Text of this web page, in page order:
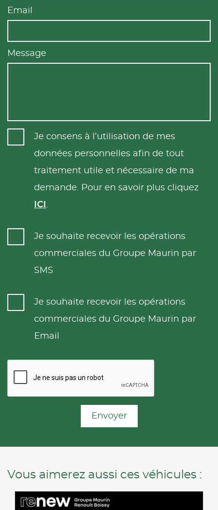
Email
Message
Je consens à l’utilisation de mes
données personnelles afin de tout
traitement utile et nécessaire de ma
demande. Pour en savoir plus cliquez
ICI .
Je souhaite recevoir les opérations
commerciales du Groupe Maurin par
SMS
Je souhaite recevoir les opérations
commerciales du Groupe Maurin par
Email
Envoyer
Vous aimerez aussi ces véhicules :